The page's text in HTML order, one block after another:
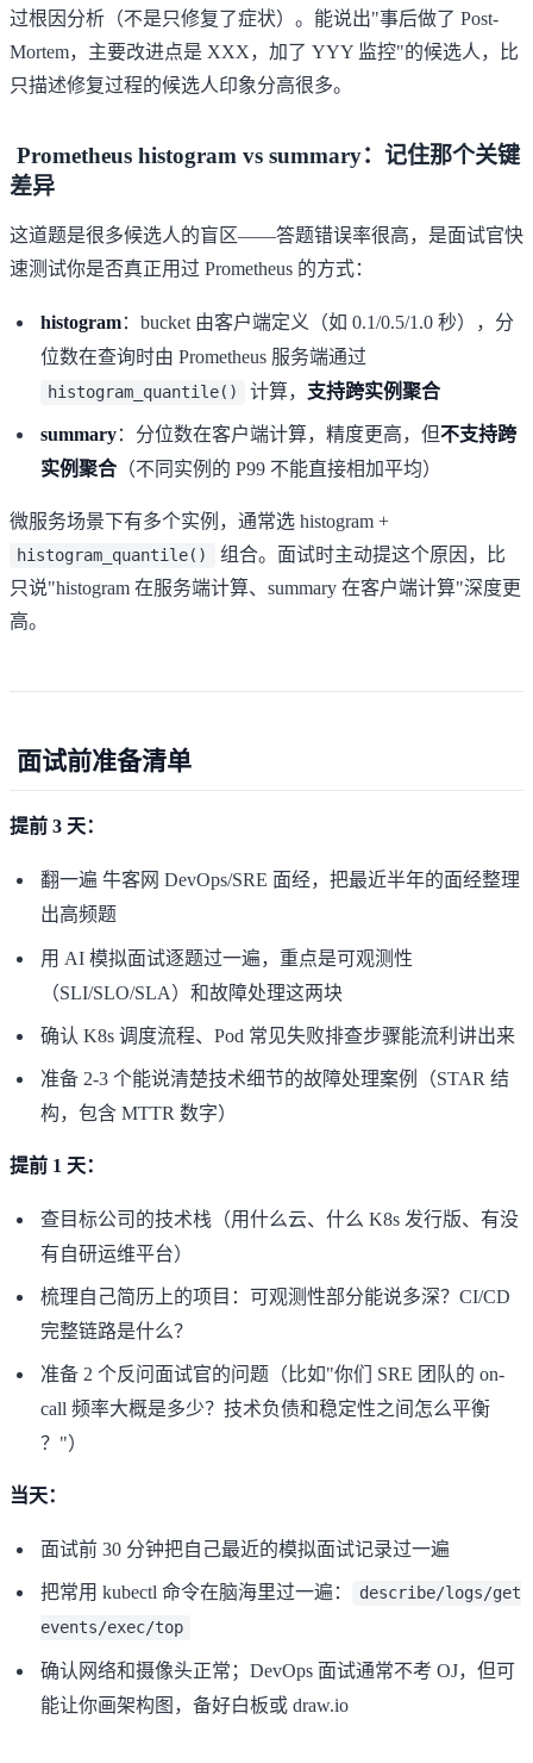
过根因分析（不是只修复了症状）。能说出"事后做了 Post-
Mortem，主要改进点是 XXX，加了 YYY 监控"的候选人，比
只描述修复过程的候选人印象分高很多。
Prometheus histogram vs summary：记住那个关键
差异
这道题是很多候选人的盲区——答题错误率很高，是面试官快
速测试你是否真正用过 Prometheus 的方式：
histogram：bucket 由客户端定义（如 0.1/0.5/1.0 秒），分
位数在查询时由 Prometheus 服务端通过
histogram_quantile() 计算， 支持跨实例聚合
summary：分位数在客户端计算，精度更高，但不支持跨
实例聚合（不同实例的 P99 不能直接相加平均）
微服务场景下有多个实例，通常选 histogram +
histogram_quantile()
组合。面试时主动提这个原因，比
只说"histogram 在服务端计算、summary 在客户端计算"深度更
高。
面试前准备清单
提前 3 天：
翻一遍 牛客网 DevOps/SRE 面经，把最近半年的面经整理
出高频题
用 AI 模拟面试逐题过一遍，重点是可观测性
（SLI/SLO/SLA）和故障处理这两块
确认 K8s 调度流程、Pod 常见失败排查步骤能流利讲出来
准备 2-3 个能说清楚技术细节的故障处理案例（STAR 结
构，包含 MTTR 数字）
提前 1 天：
查目标公司的技术栈（用什么云、什么 K8s 发行版、有没
有自研运维平台）
梳理自己简历上的项目：可观测性部分能说多深？CI/CD
完整链路是什么？
准备 2 个反问面试官的问题（比如"你们 SRE 团队的 on-
call 频率大概是多少？技术负债和稳定性之间怎么平衡
？"）
当天：
面试前 30 分钟把自己最近的模拟面试记录过一遍
把常用 kubectl 命令在脑海里过一遍：
describe/logs/get
events/exec/top
确认网络和摄像头正常；DevOps 面试通常不考 OJ，但可
能让你画架构图，备好白板或 draw.io